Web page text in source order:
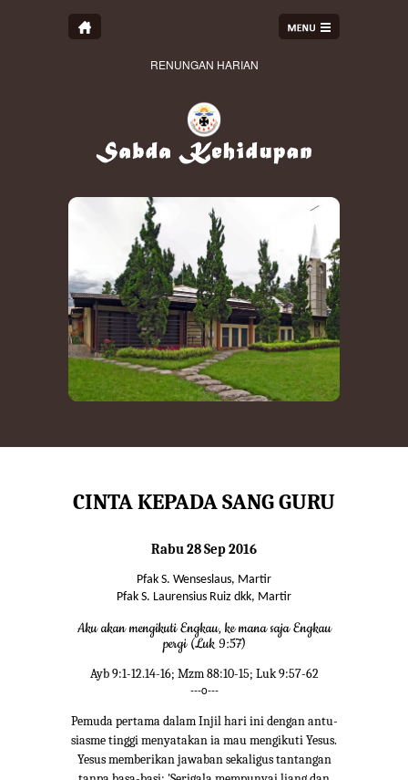
RENUNGAN HARIAN
CINTA KEPADA SANG GURU
Rabu 28 Sep 2016
Pfak S. Wenseslaus, Martir
Pfak S. Laurensius Ruiz dkk, Martir
Aku akan mengikuti Engkau, ke mana saja Engkau
pergi (Luk 9:57)
Ayb 9:1-12.14-16; Mzm 88:10-15; Luk 9:57-62
---o---
Pemuda pertama dalam Injil hari ini dengan antu-
siasme tinggi menyatakan ia mau mengikuti Yesus.
Yesus memberikan jawaban sekaligus tantangan